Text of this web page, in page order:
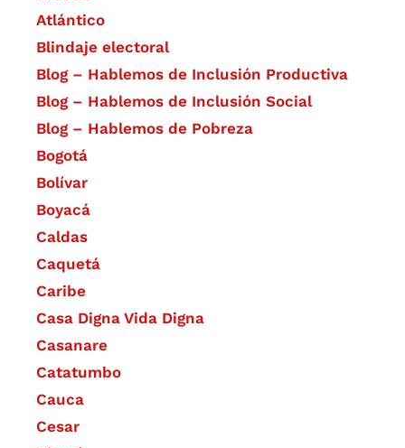
Atlántico
Blindaje electoral
Blog – Hablemos de Inclusión Productiva
Blog – Hablemos de Inclusión Social
Blog – Hablemos de Pobreza
Bogotá
Bolívar
Boyacá
Caldas
Caquetá
Caribe
Casa Digna Vida Digna
Casanare
Catatumbo
Cauca
Cesar